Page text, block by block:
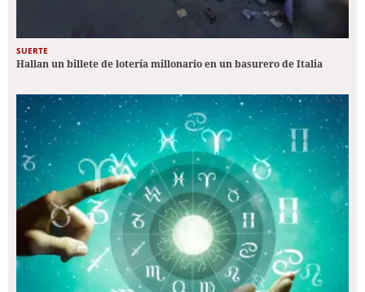
SUERTE
Hallan un billete de lotería millonario en un basurero de Italia